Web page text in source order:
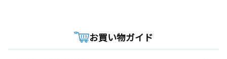
お買い物ガイド